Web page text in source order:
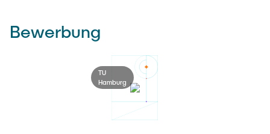
Bewerbung
TU
Hamburg